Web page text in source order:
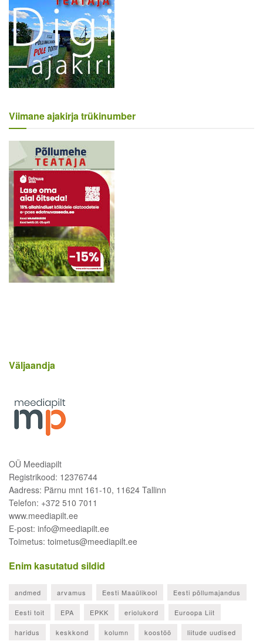
Viimane ajakirja trükinumber
Väljaandja
OÜ Meediapilt
Registrikood: 12376744
Aadress: Pärnu mnt 161-10, 11624 Tallinn
Telefon: +372 510 7011
www.meediapilt.ee
E-post: info@meediapilt.ee
Toimetus: toimetus@meediapilt.ee
Enim kasutatud sildid
andmed arvamus Eesti Maaülikool Eesti põllumajandus
Eesti toit EPA EPKK eriolukord Euroopa Liit
haridus keskkond kolumn koostöö liitude uudised